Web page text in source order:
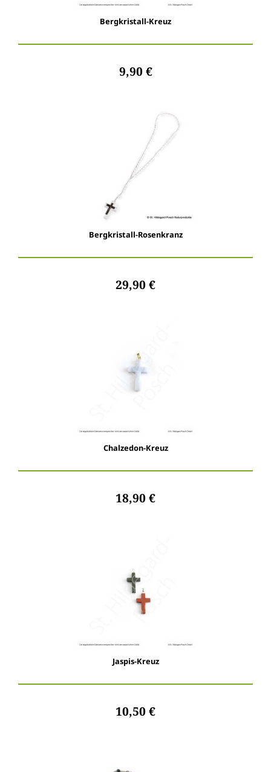
Bergkristall-Kreuz
9,90 €
Bergkristall-Rosenkranz
29,90 €
Chalzedon-Kreuz
18,90 €
Jaspis-Kreuz
10,50 €